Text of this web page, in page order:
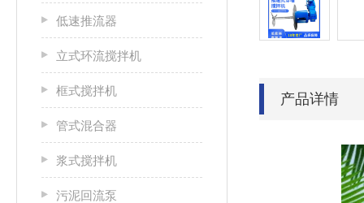
低速推流器
立式环流搅拌机
框式搅拌机
管式混合器
浆式搅拌机
污泥回流泵
产品详情